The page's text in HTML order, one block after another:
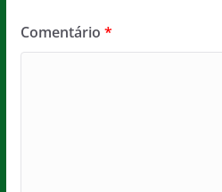
Comentário *